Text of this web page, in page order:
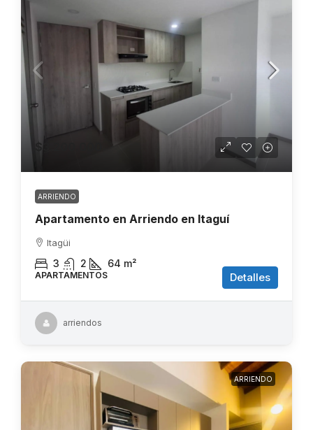
$3.200.000
ARRIENDO
Apartamento en Arriendo en Itaguí
Itagüi
3 2 64 m²
APARTAMENTOS Detalles
arriendos
ARRIENDO